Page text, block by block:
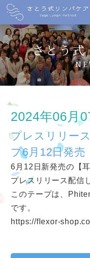
さとう
2024年06月
プレスリリー
プ6月12日発売
6月12日新発売の【
プレスリリース配信
このテープは、
です。
https://flexor-